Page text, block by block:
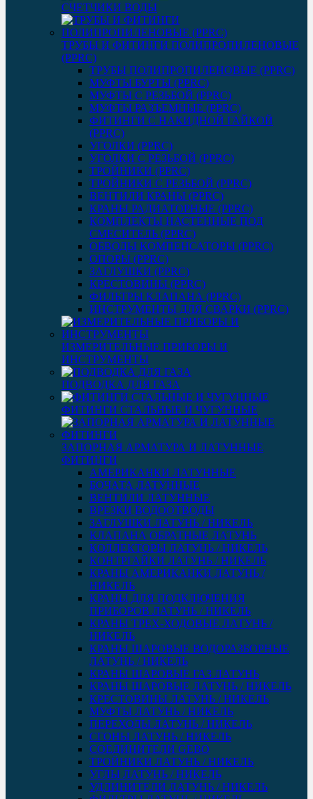
СЧЕТЧИКИ ВОДЫ
ТРУБЫ И ФИТИНГИ ПОЛИПРОПИЛЕНОВЫЕ
(PPRC)
ТРУБЫ ПОЛИПРОПИЛЕНОВЫЕ (PPRC)
МУФТЫ БУРТЫ (PPRC)
МУФТЫ C РЕЗЬБОЙ (PPRC)
МУФТЫ РАЗЪЕМНЫЕ (PPRC)
ФИТИНГИ С НАКИДНОЙ ГАЙКОЙ
(PPRC)
УГОЛКИ (PPRC)
УГОЛКИ С РЕЗЬБОЙ (PPRC)
ТРОЙНИКИ (PPRC)
ТРОЙНИКИ С РЕЗЬБОЙ (PPRC)
ВЕНТИЛИ КРАНЫ (PPRC)
КРАНЫ РАДИАТОРНЫЕ (PPRC)
КОМПЛЕКТЫ НАСТЕННЫЕ ПОД
СМЕСИТЕЛЬ (PPRC)
ОБВОДЫ КОМПЕНСАТОРЫ (PPRC)
ОПОРЫ (PPRC)
ЗАГЛУШКИ (PPRC)
КРЕСТОВИНЫ (PPRC)
ФИЛЬТРЫ КЛАПАНА (PPRC)
ИНСТРУМЕНТЫ ДЛЯ СВАРКИ (PPRC)
ИЗМЕРИТЕЛЬНЫЕ ПРИБОРЫ И
ИНСТРУМЕНТЫ
ПОДВОДКА ДЛЯ ГАЗА
ФИТИНГИ СТАЛЬНЫЕ И ЧУГУННЫЕ
ЗАПОРНАЯ АРМАТУРА И ЛАТУННЫЕ
ФИТИНГИ
АМЕРИКАНКИ ЛАТУННЫЕ
БОЧАТА ЛАТУННЫЕ
ВЕНТИЛИ ЛАТУННЫЕ
ВРЕЗКИ ВОДООТВОДЫ
ЗАГЛУШКИ ЛАТУНЬ / НИКЕЛЬ
КЛАПАНА ОБРАТНЫЕ ЛАТУНЬ
КОЛЛЕКТОРЫ ЛАТУНЬ / НИКЕЛЬ
КОНТРГАЙКИ ЛАТУНЬ / НИКЕЛЬ
КРАНЫ АМЕРИКАНКИ ЛАТУНЬ /
НИКЕЛЬ
КРАНЫ ДЛЯ ПОДКЛЮЧЕНИЯ
ПРИБОРОВ ЛАТУНЬ / НИКЕЛЬ
КРАНЫ ТРЕХ-ХОДОВЫЕ ЛАТУНЬ /
НИКЕЛЬ
КРАНЫ ШАРОВЫЕ ВОДОРАЗБОРНЫЕ
ЛАТУНЬ / НИКЕЛЬ
КРАНЫ ШАРОВЫЕ ГАЗ ЛАТУНЬ
КРАНЫ ШАРОВЫЕ ЛАТУНЬ / НИКЕЛЬ
КРЕСТОВИНЫ ЛАТУНЬ / НИКЕЛЬ
МУФТЫ ЛАТУНЬ / НИКЕЛЬ
ПЕРЕХОДЫ ЛАТУНЬ / НИКЕЛЬ
СГОНЫ ЛАТУНЬ / НИКЕЛЬ
СОЕДИНИТЕЛИ GEBO
ТРОЙНИКИ ЛАТУНЬ / НИКЕЛЬ
УГЛЫ ЛАТУНЬ / НИКЕЛЬ
УДЛИНИТЕЛИ ЛАТУНЬ / НИКЕЛЬ